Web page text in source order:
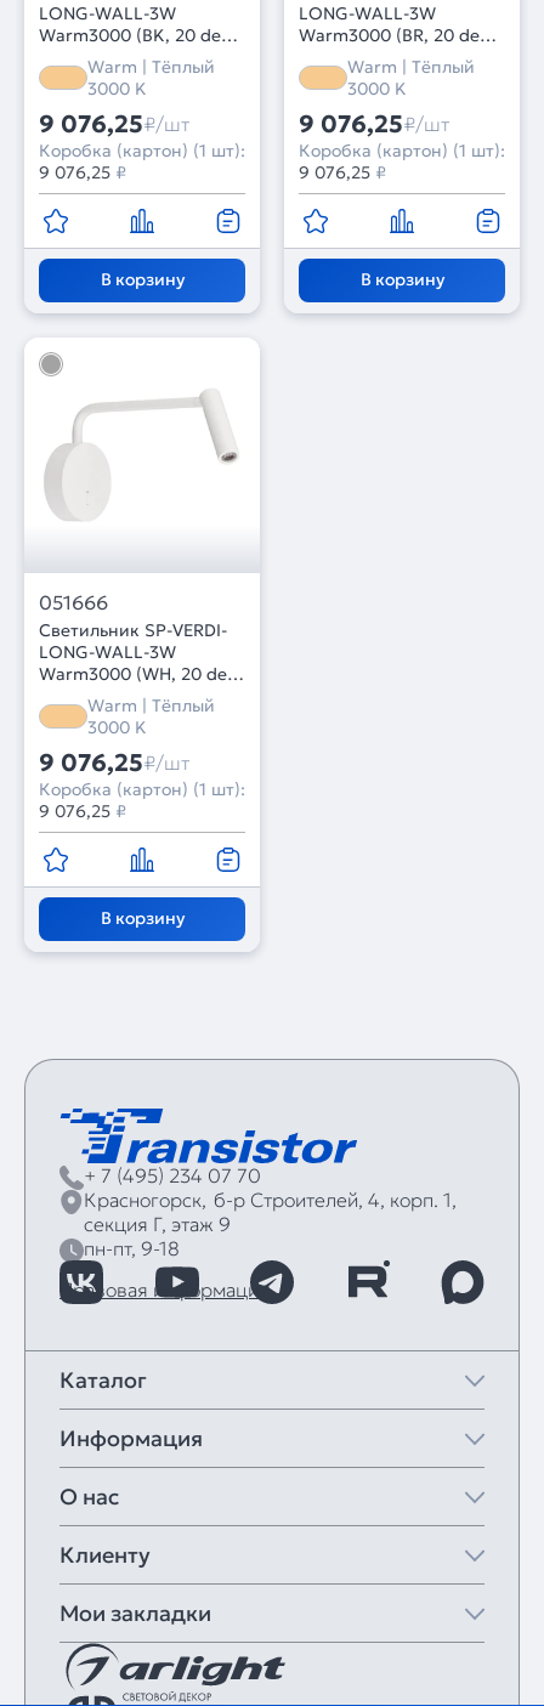
LONG-WALL-3W
Warm3000 (BK, 20 deg,
230V) (Arlight, IP20
Металл, 3 года)
Warm | Тёплый
3000 K
9 076,25₽/шт
Коробка (картон) (1 шт):
9 076,25 ₽
В корзину
LONG-WALL-3W
Warm3000 (BR, 20 deg,
230V) (Arlight, IP20
Металл, 3 года)
Warm | Тёплый
3000 K
9 076,25₽/шт
Коробка (картон) (1 шт):
9 076,25 ₽
В корзину
051666
Светильник SP-VERDI-
LONG-WALL-3W
Warm3000 (WH, 20 deg,
230V) (Arlight, IP20
Металл, 3 года)
Warm | Тёплый
3000 K
9 076,25₽/шт
Коробка (картон) (1 шт):
9 076,25 ₽
В корзину
+ 7 (495) 234 07 70
Красногорск, б‑р Строителей, 4, корп. 1,
секция Г, этаж 9
пн-пт, 9-18
Правовая информация
Каталог
Информация
О нас
Клиенту
Мои закладки